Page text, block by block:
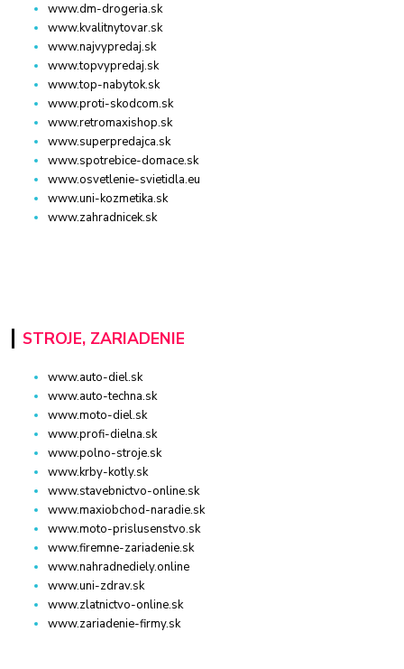
www.dm-drogeria.sk
www.kvalitnytovar.sk
www.najvypredaj.sk
www.topvypredaj.sk
www.top-nabytok.sk
www.proti-skodcom.sk
www.retromaxishop.sk
www.superpredajca.sk
www.spotrebice-domace.sk
www.osvetlenie-svietidla.eu
www.uni-kozmetika.sk
www.zahradnicek.sk
STROJE, ZARIADENIE
www.auto-diel.sk
www.auto-techna.sk
www.moto-diel.sk
www.profi-dielna.sk
www.polno-stroje.sk
www.krby-kotly.sk
www.stavebnictvo-online.sk
www.maxiobchod-naradie.sk
www.moto-prislusenstvo.sk
www.firemne-zariadenie.sk
www.nahradnediely.online
www.uni-zdrav.sk
www.zlatnictvo-online.sk
www.zariadenie-firmy.sk